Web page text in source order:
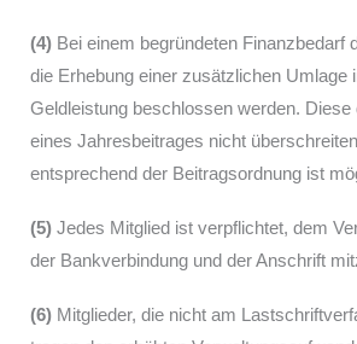
(4) Bei einem begründeten Finanzbedarf
die Erhebung einer zusätzlichen Umlage
Geldleistung beschlossen werden. Diese
eines Jahresbeitrages nicht
entsprechend der Beitragsordnung ist
(5) Jedes Mitglied ist verpflichtet, dem
der Bankverbindung und der Anschrift
(6) Mitglieder, die nicht am